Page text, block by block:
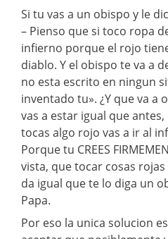
Si tu vas a un obispo y le
– Pienso que si toco ropa
infierno porque el rojo
diablo. Y el obispo te va a
no esta escrito en ningun
inventado tu». ¿Y que va a
vas a estar igual que
tocas algo rojo vas a ir al
Porque tu CREES
vista, que tocar cosas
da igual que te lo diga un
Papa.
Por eso la unica solucion